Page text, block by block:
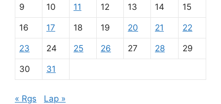
9 10 11 12 13 14 15
16 17 18 19 20 21 22
23 24 25 26 27 28 29
30 31
« Rgs Lap »